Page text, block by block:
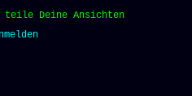
teile Deine Ansichten